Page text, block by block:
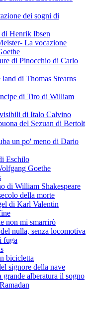
dei sogni di
Henrik Ibsen
La vocazione
di Pinocchio di Carlo
di Thomas Stearns
di Tiro di William
di Italo Calvino
del Sezuan di Bertolt
un po' meno di Dario
Eschilo
Goethe
di William Shakespeare
della morte
di Karl Valentin
non mi smarrirò
nulla, senza locomotiva
fuga
bicicletta
signore della nave
grande alberatura il sogno